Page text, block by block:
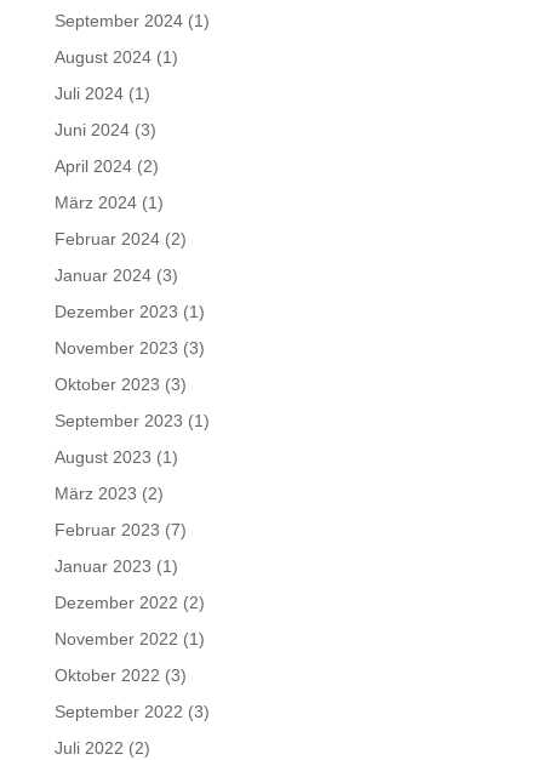
September 2024(1)
August 2024(1)
Juli 2024(1)
Juni 2024(3)
April 2024(2)
März 2024(1)
Februar 2024(2)
Januar 2024(3)
Dezember 2023 (1)
November 2023 (3)
Oktober 2023 (3)
September 2023 (1)
August 2023 (1)
März 2023 (2)
Februar 2023 (7)
Januar 2023 (1)
Dezember 2022 (2)
November 2022 (1)
Oktober 2022 (3)
September 2022 (3)
Juli 2022 (2)